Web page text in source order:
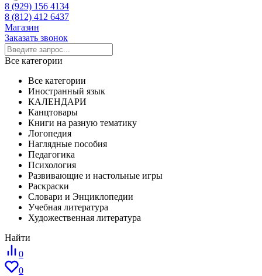
8 (929) 156 4134
8 (812) 412 6437
Магазин
Заказать звонок
Все категории
Все категории
Иностранный язык
КАЛЕНДАРИ
Канцтовары
Книги на разную тематику
Логопедия
Наглядные пособия
Педагогика
Психология
Развивающие и настольные игры
Раскраски
Словари и Энциклопедии
Учебная литература
Художественная литература
Найти
0
0